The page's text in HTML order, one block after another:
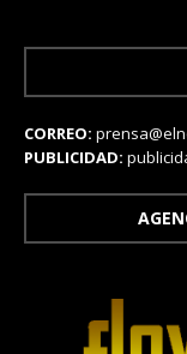
CORREO:
PUBLICIDAD: